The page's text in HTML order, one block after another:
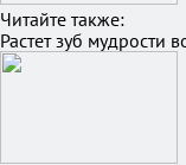
Читайте также:
Растет зуб мудрости